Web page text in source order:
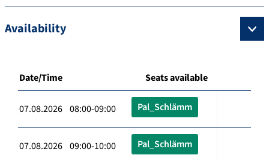
Availability
Date/Time Seats available
07.08.2026 08:00-09:00 Pal_Schlämm
07.08.2026 09:00-10:00 Pal_Schlämm